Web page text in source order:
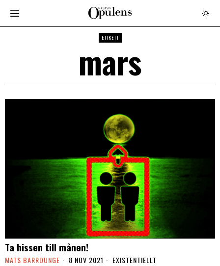
ETIKETT
mars
Ta hissen till månen!
MATS BARRDUNGE 8 NOV 2021 EXISTENTIELLT